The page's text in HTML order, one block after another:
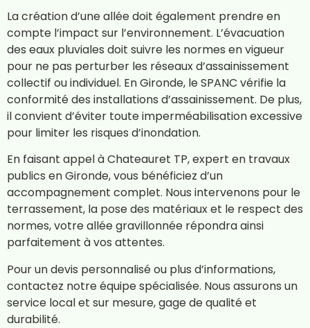
La création d’une allée doit également prendre en
compte l’impact sur l’environnement. L’évacuation
des eaux pluviales doit suivre les normes en vigueur
pour ne pas perturber les réseaux d’assainissement
collectif ou individuel. En Gironde, le SPANC vérifie la
conformité des installations d’assainissement. De plus,
il convient d’éviter toute imperméabilisation excessive
pour limiter les risques d’inondation.
En faisant appel à Chateauret TP, expert en travaux
publics en Gironde, vous bénéficiez d’un
accompagnement complet. Nous intervenons pour le
terrassement, la pose des matériaux et le respect des
normes, votre allée gravillonnée répondra ainsi
parfaitement à vos attentes.
Pour un devis personnalisé ou plus d’informations,
contactez notre équipe spécialisée. Nous assurons un
service local et sur mesure, gage de qualité et
durabilité.